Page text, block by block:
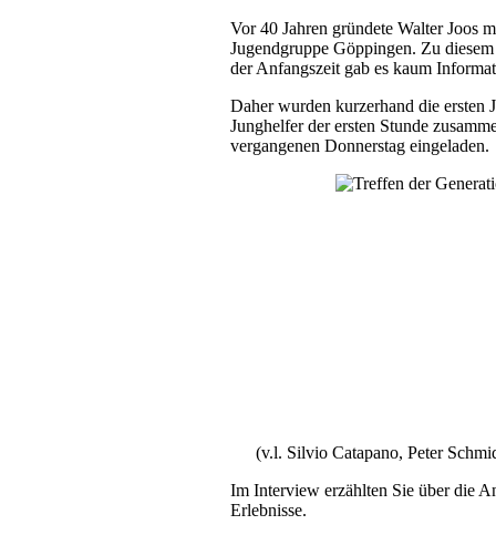
Vor 40 Jahren gründete Walter
Jugendgruppe Göppingen. Zu
der Anfangszeit gab es kaum
Daher wurden kurzerhand die ersten
Junghelfer der ersten Stunde
vergangenen Donnerstag eingeladen.
(v.l. Silvio Catapano, Peter
Im Interview erzählten Sie über die
Erlebnisse.